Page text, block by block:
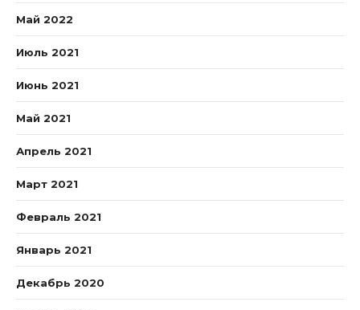
Май 2022
Июль 2021
Июнь 2021
Май 2021
Апрель 2021
Март 2021
Февраль 2021
Январь 2021
Декабрь 2020